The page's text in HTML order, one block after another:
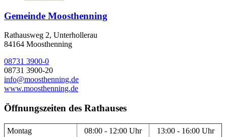
Gemeinde Moosthenning
Rathausweg 2, Unterhollerau
84164 Moosthenning
08731 3900-0
08731 3900-20
info@moosthenning.de
www.moosthenning.de
Öffnungszeiten des Rathauses
Montag 08:00 - 12:00 Uhr
13:00 - 16:00 Uhr